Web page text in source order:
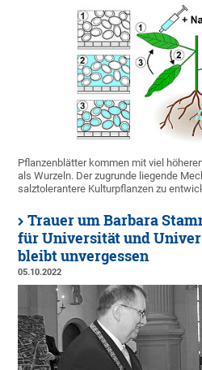
Pflanzenblätter kommen mit viel
als Wurzeln. Der zugrunde liegende
salztolerantere Kulturpflanzen zu
Trauer um Barbara
für Universität und
bleibt unvergessen
05.10.2022